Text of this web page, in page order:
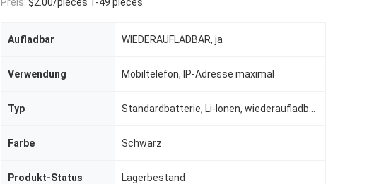
Aufladbar WIEDERAUFLADBAR, ja
Verwendung Mobiltelefon, IP-Adresse maximal
Typ
Farbe Schwarz
Produkt-Status Lagerbestand